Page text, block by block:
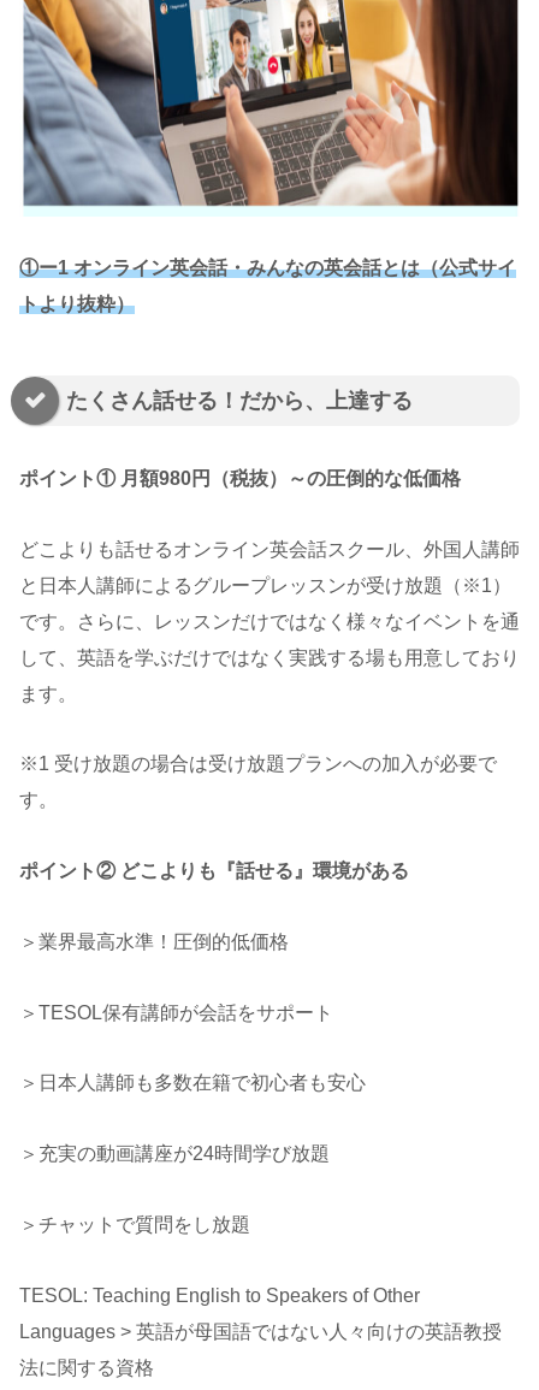
①ー1 オンライン英会話・みんなの英会話とは（公式サイ
トより抜粋）
たくさん話せる！だから、上達する
ポイント① 月額980円（税抜）～の圧倒的な低価格
どこよりも話せるオンライン英会話スクール、外国人講師
と日本人講師によるグループレッスンが受け放題（※1）
です。さらに、レッスンだけではなく様々なイベントを通
して、英語を学ぶだけではなく実践する場も用意しており
ます。
※1 受け放題の場合は受け放題プランへの加入が必要で
す。
ポイント② どこよりも『話せる』環境がある
＞業界最高水準！圧倒的低価格
＞TESOL保有講師が会話をサポート
＞日本人講師も多数在籍で初心者も安心
＞充実の動画講座が24時間学び放題
＞チャットで質問をし放題
TESOL: Teaching English to Speakers of Other
Languages > 英語が母国語ではない人々向けの英語教授
法に関する資格